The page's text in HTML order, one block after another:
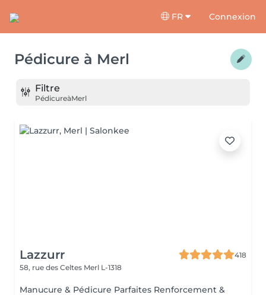
FR Connexion
Pédicure à Merl
Filtre
PédicureàMerl
Lazzurr
418
58, rue des Celtes Merl L-1318
Manucure & Pédicure Parfaites Renforcement &